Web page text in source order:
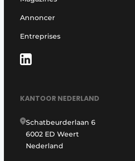
Annoncer
Entreprises
KANTOOR NEDERLAND
Schatbeurderlaan 6
6002 ED Weert
Nederland